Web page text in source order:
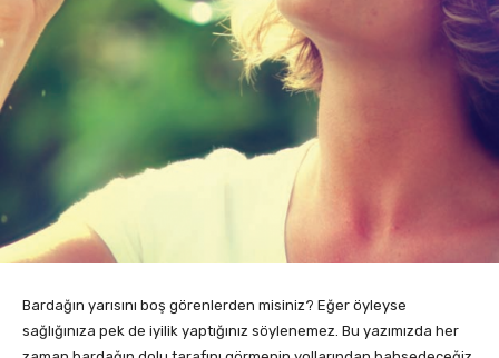
Bardağın yarısını boş görenlerden misiniz? Eğer öyleyse
sağlığınıza pek de iyilik yaptığınız söylenemez. Bu yazımızda her